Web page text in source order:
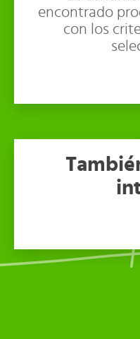
encontrado
con los